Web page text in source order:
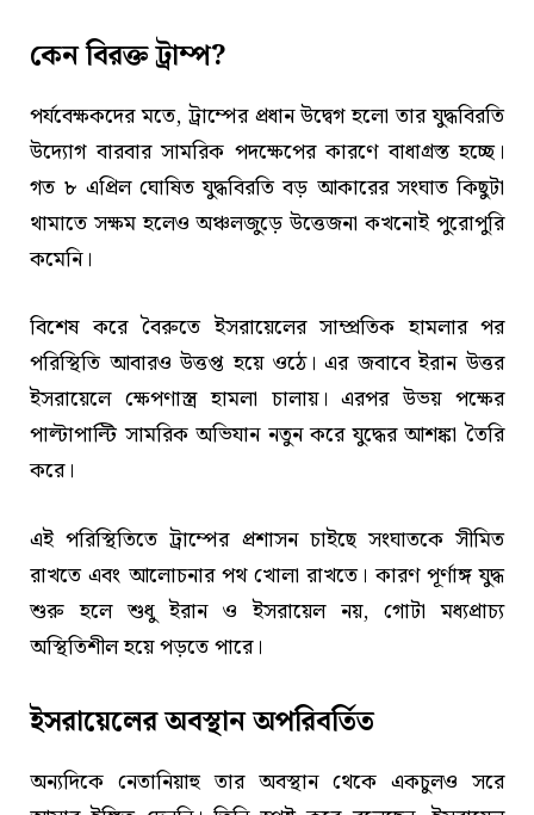
কেন বিরক্ত ট্রাম্প?
পর্যবেক্ষকদের মতে, ট্রাম্পের প্রধান উদ্বেগ হলো তার যুদ্ধবিরতি
উদ্যোগ বারবার সামরিক পদক্ষেপের কারণে বাধাগ্রস্ত হচ্ছে।
গত ৮ এপ্রিল ঘোষিত যুদ্ধবিরতি বড় আকারের সংঘাত কিছুটা
থামাতে সক্ষম হলেও অঞ্চলজুড়ে উত্তেজনা কখনোই পুরোপুরি
কমেনি।
বিশেষ করে বৈরুতে ইসরায়েলের সাম্প্রতিক হামলার পর
পরিস্থিতি আবারও উত্তপ্ত হয়ে ওঠে। এর জবাবে ইরান উত্তর
ইসরায়েলে ক্ষেপণাস্ত্র হামলা চালায়। এরপর উভয় পক্ষের
পাল্টাপাল্টি সামরিক অভিযান নতুন করে যুদ্ধের আশঙ্কা তৈরি
করে।
এই পরিস্থিতিতে ট্রাম্পের প্রশাসন চাইছে সংঘাতকে সীমিত
রাখতে এবং আলোচনার পথ খোলা রাখতে। কারণ পূর্ণাঙ্গ যুদ্ধ
শুরু হলে শুধু ইরান ও ইসরায়েল নয়, গোটা মধ্যপ্রাচ্য
অস্থিতিশীল হয়ে পড়তে পারে।
ইসরায়েলের অবস্থান অপরিবর্তিত
অন্যদিকে নেতানিয়াহু তার অবস্থান থেকে একচুলও সরে